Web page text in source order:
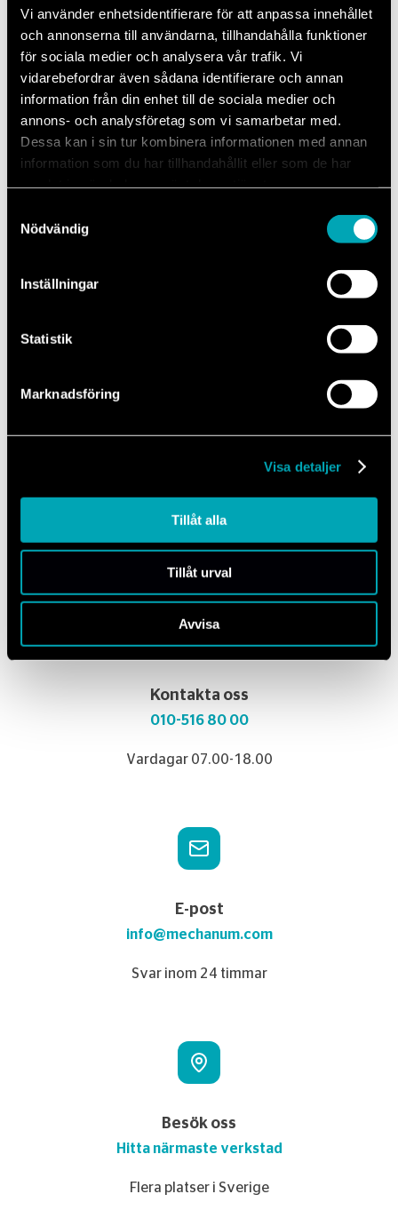
Vi använder enhetsidentifierare för att anpassa innehållet
och annonserna till användarna, tillhandahålla funktioner
för sociala medier och analysera vår trafik. Vi
vidarebefordrar även sådana identifierare och annan
information från din enhet till de sociala medier och
annons- och analysföretag som vi samarbetar med.
Dessa kan i sin tur kombinera informationen med annan
information som du har tillhandahållit eller som de har
Nödvändig
Inställningar
Statistik
Marknadsföring
Visa detaljer
Tillåt alla
Tillåt urval
Avvisa
Sommardäck
Byte till sommardäck brukar vanligen ske mellan den 1:a och
15:e april, beroende på var i Sverige man bor. Den generella
Vanliga frågor och svar
Vad betyder det att ni är auktoriserade?
Kontakta oss
010-516 80 00
Vardagar 07.00-18.00
E-post
info@mechanum.com
Svar inom 24 timmar
Besök oss
Hitta närmaste verkstad
Flera platser i Sverige